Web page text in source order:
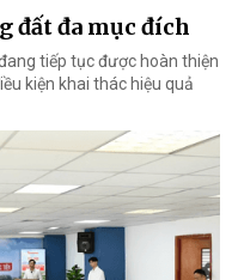
đất đa mục đích
tiếp tục được hoàn thiện
kiện khai thác hiệu quả